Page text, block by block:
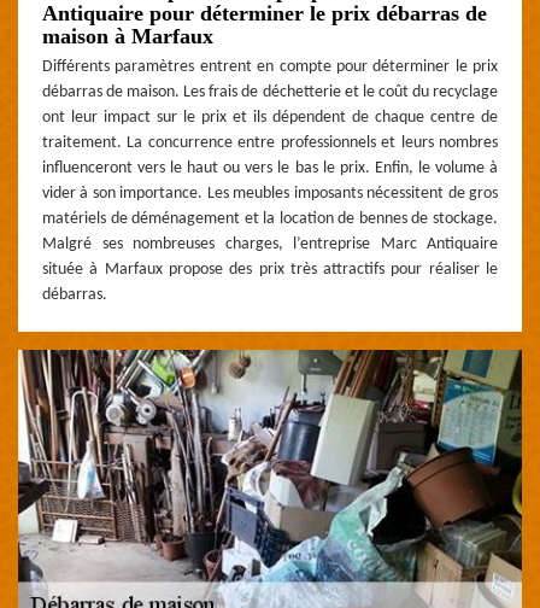
Antiquaire pour déterminer le prix débarras de
maison à Marfaux
Différents paramètres entrent en compte pour déterminer le prix
débarras de maison. Les frais de déchetterie et le coût du recyclage
ont leur impact sur le prix et ils dépendent de chaque centre de
traitement. La concurrence entre professionnels et leurs nombres
influenceront vers le haut ou vers le bas le prix. Enfin, le volume à
vider à son importance. Les meubles imposants nécessitent de gros
matériels de déménagement et la location de bennes de stockage.
Malgré ses nombreuses charges, l’entreprise Marc Antiquaire
située à Marfaux propose des prix très attractifs pour réaliser le
débarras.